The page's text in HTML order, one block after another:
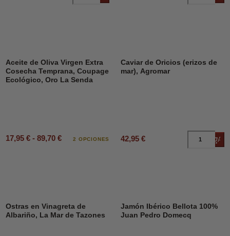
Aceite de Oliva Virgen Extra
Cosecha Temprana, Coupage
Ecológico, Oro La Senda
17,95 € - 89,70 € 2 OPCIONES
Caviar de Oricios (erizos de
mar), Agromar
42,95 €
Ostras en Vinagreta de
Albariño, La Mar de Tazones
Jamón Ibérico Bellota 100%
Juan Pedro Domecq